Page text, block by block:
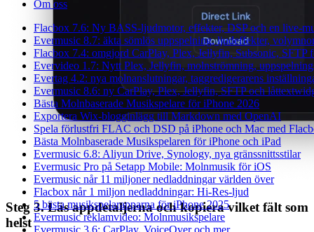
Om oss
Flacbox 7.6: Ny BASS-ljudmotor, effekter, DSP och en live-
Evermusic 8.7: äkta sömlös uppspelning, ljudeffekter,
Flacbox 7.4: omgjord CarPlay, Plex, Jellyfin, Subsonic, SFTP
Evervideo 1.7: Nytt Plex, Jellyfin, molnströmning,
Evertag 4.2: nya molnanslutningar, taggredigerarens
Evermusic 8.6: ny CarPlay, Plex, Jellyfin, SFTP och
Bästa Molnbaserade Musikspelare för iPhone 2026
Exportera Wix-blogginlägg till Markdown med OpenAI
Spela förlustfri FLAC och DSD på iPhone och Mac med
Bästa Molnbaserade Musikspelaren för iPhone och iPad
Evermusic 6.8: Aliyun Drive, Synology, nya gränssnittsstilar
Evermusic Pro på Setapp Mobile: Molnmusik för iOS
Evermusic når 11 miljoner nedladdningar världen över
Flacbox når 1 miljon nedladdningar: Hi-Res-ljud
5 bästa musikspelarapparna för iPhone 2025
Evermusic reklamvideo: Molnmusikspelare
Evermusic 3.6: CarPlay, VoiceOver och mer
Steg 3. Läs appdetaljerna och kopiera vilket fält som
helst